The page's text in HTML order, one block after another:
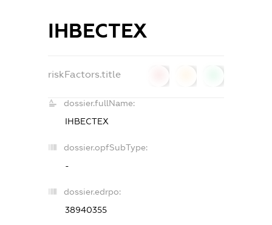
ІНВЕСТЕХ
riskFactors.title
dossier.fullName:
ІНВЕСТЕХ
dossier.opfSubType:
-
dossier.edrpo:
38940355